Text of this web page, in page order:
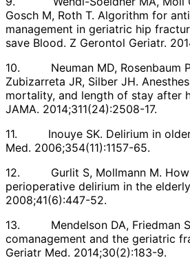
Gosch M, Roth T. Algorithm for
management in geriatric hip
save Blood. Z Gerontol Geriatr.
10. Neuman MD, Rosenbaum
Zubizarreta JR, Silber JH.
mortality, and length of stay after
JAMA. 2014;311(24):2508-17.
11. Inouye SK. Delirium in older
Med. 2006;354(11):1157-65.
12. Gurlit S, Mollmann M. How
perioperative delirium in the
2008;41(6):447-52.
13. Mendelson DA, Friedman
comanagement and the geriatric
Geriatr Med. 2014;30(2):183-9.